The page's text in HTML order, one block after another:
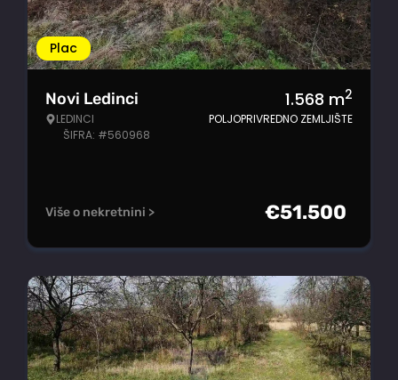
Plac
Novi Ledinci
LEDINCI
ŠIFRA: #560968
1.568 m2
POLJOPRIVREDNO ZEMLJIŠTE
Više o nekretnini > €51.500